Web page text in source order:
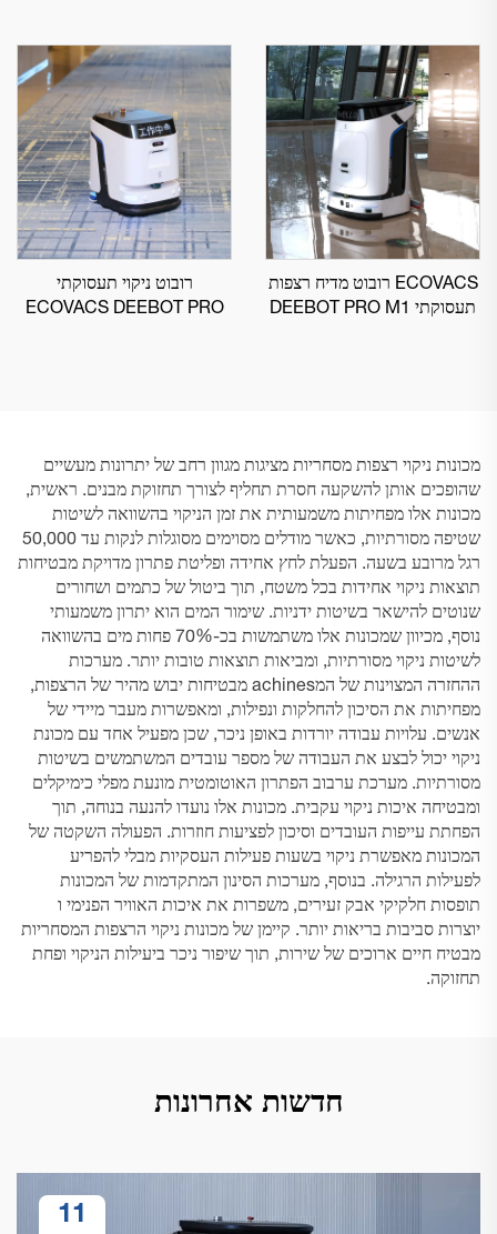
ECOVACS רובוט מדיח רצפות
תעסוקתי DEEBOT PRO M1
רובוט ניקוי תעסוקתי
ECOVACS DEEBOT PRO
מכונות ניקוי רצפות מסחריות מציגות מגוון רחב של יתרונות מעשיים
שהופכים אותן להשקעה חסרת תחליף לצורך תחזוקת מבנים. ראשית,
מכונות אלו מפחיתות משמעותית את זמן הניקוי בהשוואה לשיטות
שטיפה מסורתיות, כאשר מודלים מסוימים מסוגלות לנקות עד 50,000
רגל מרובע בשעה. הפעלת לחץ אחידה ופליטת פתרון מדויקת מבטיחות
תוצאות ניקוי אחידות בכל משטח, תוך ביטול של כתמים ושחורים
שנוטים להישאר בשיטות ידניות. שימור המים הוא יתרון משמעותי
נוסף, מכיוון שמכונות אלו משתמשות בכ-70% פחות מים בהשוואה
לשיטות ניקוי מסורתיות, ומביאות תוצאות טובות יותר. מערכות
ההחזרה המצוינות של המachines מבטיחות יבוש מהיר של הרצפות,
מפחיתות את הסיכון להחלקות ונפילות, ומאפשרות מעבר מיידי של
אנשים. עלויות עבודה יורדות באופן ניכר, שכן מפעיל אחד עם מכונת
ניקוי יכול לבצע את העבודה של מספר עובדים המשתמשים בשיטות
מסורתיות. מערכת ערבוב הפתרון האוטומטית מונעת מפלי כימיקלים
ומבטיחה איכות ניקוי עקבית. מכונות אלו נועדו להנעה בנוחה, תוך
הפחתת עייפות העובדים וסיכון לפציעות חוזרות. הפעולה השקטה של
המכונות מאפשרת ניקוי בשעות פעילות העסקיות מבלי להפריע
לפעילות הרגילה. בנוסף, מערכות הסינון המתקדמות של המכונות
תופסות חלקיקי אבק זעירים, משפרות את איכות האוויר הפנימי ו
יוצרות סביבות בריאות יותר. קיימן של מכונות ניקוי הרצפות המסחריות
מבטיח חיים ארוכים של שירות, תוך שיפור ניכר ביעילות הניקוי ופחת
תחזוקה.
חדשות אחרונות
11